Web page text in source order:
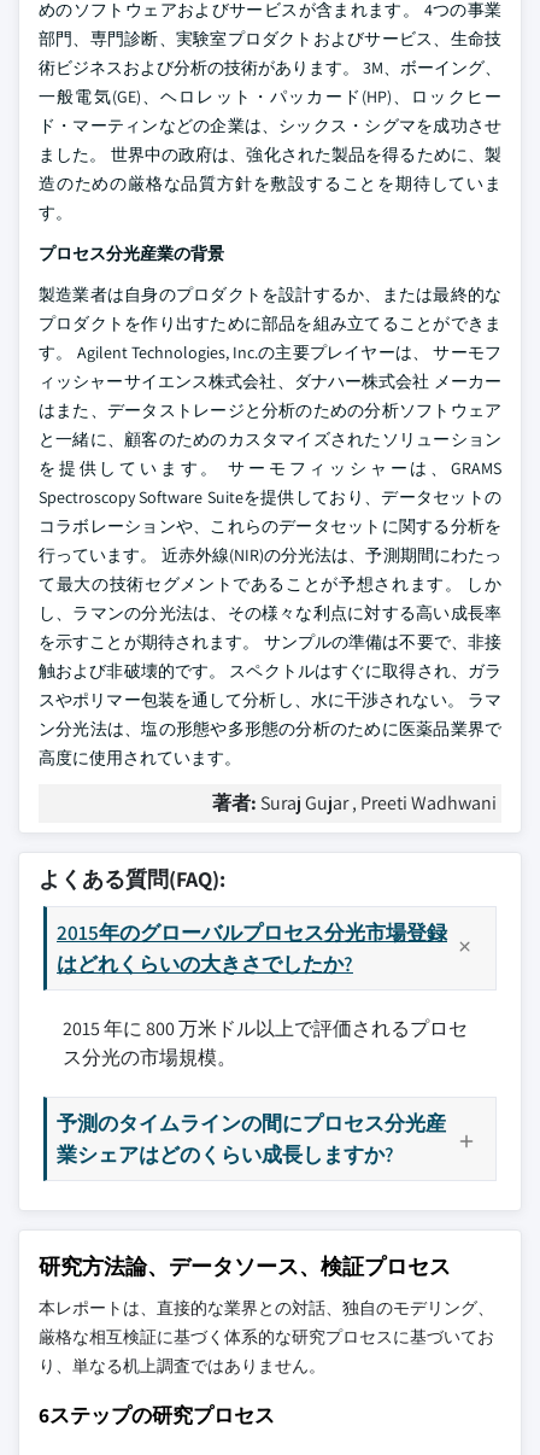
めのソフトウェアおよびサービスが含まれます。 4つの事業
部門、専門診断、実験室プロダクトおよびサービス、生命技
術ビジネスおよび分析の技術があります。 3M、ボーイング、
一般電気(GE)、ヘロレット・パッカード(HP)、ロックヒー
ド・マーティンなどの企業は、シックス・シグマを成功させ
ました。 世界中の政府は、強化された製品を得るために、製
造のための厳格な品質方針を敷設することを期待していま
す。
プロセス分光産業の背景
製造業者は自身のプロダクトを設計するか、または最終的な
プロダクトを作り出すために部品を組み立てることができま
す。 Agilent Technologies, Inc.の主要プレイヤーは、 サーモフ
ィッシャーサイエンス株式会社、ダナハー株式会社 メーカー
はまた、データストレージと分析のための分析ソフトウェア
と一緒に、顧客のためのカスタマイズされたソリューション
を提供しています。 サーモフィッシャーは、GRAMS
Spectroscopy Software Suiteを提供しており、データセットの
コラボレーションや、これらのデータセットに関する分析を
行っています。
近赤外線(NIR)の分光法は、予測期間にわたっ
て最大の技術セグメントであることが予想されます。 しか
し、ラマンの分光法は、その様々な利点に対する高い成長率
を示すことが期待されます。 サンプルの準備は不要で、非接
触および非破壊的です。 スペクトルはすぐに取得され、ガラ
スやポリマー包装を通して分析し、水に干渉されない。 ラマ
ン分光法は、塩の形態や多形態の分析のために医薬品業界で
高度に使用されています。
著者: Suraj Gujar , Preeti Wadhwani
よくある質問(FAQ):
2015年のグローバルプロセス分光市場登録
はどれくらいの大きさでしたか?
2015 年に 800 万米ドル以上で評価されるプロセ
ス分光の市場規模。
予測のタイムラインの間にプロセス分光産
業シェアはどのくらい成長しますか?
研究方法論、データソース、検証プロセス
本レポートは、直接的な業界との対話、独自のモデリング、
厳格な相互検証に基づく体系的な研究プロセスに基づいてお
り、単なる机上調査ではありません。
6ステップの研究プロセス